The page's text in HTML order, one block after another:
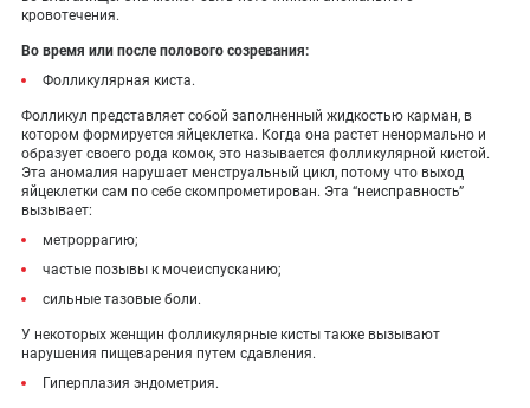
кровотечения.
Во время или после полового созревания:
Фолликулярная киста.
Фолликул представляет собой заполненный жидкостью карман, в
котором формируется яйцеклетка. Когда она растет ненормально и
образует своего рода комок, это называется фолликулярной кистой.
Эта аномалия нарушает менструальный цикл, потому что выход
яйцеклетки сам по себе скомпрометирован. Эта “неисправность”
вызывает:
метроррагию;
частые позывы к мочеиспусканию;
сильные тазовые боли.
У некоторых женщин фолликулярные кисты также вызывают
нарушения пищеварения путем сдавления.
Гиперплазия эндометрия.